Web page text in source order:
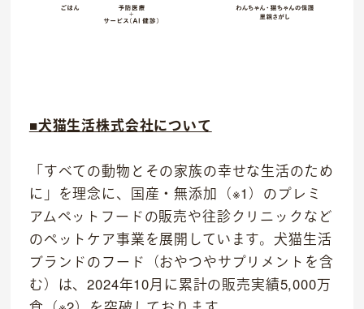
■犬猫生活株式会社について
「すべての動物とその家族の幸せな生活のため
に」を理念に、国産・無添加（※1）のプレミ
アムペットフードの販売や往診クリニックなど
のペットケア事業を展開しています。犬猫生活
ブランドのフード（おやつやサプリメントを含
む）は、2024年10月に累計の販売実績5,000万